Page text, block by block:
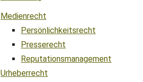
Medienrecht
Persönlichkeitsrecht
Presserecht
Reputationsmanagement
Urheberrecht